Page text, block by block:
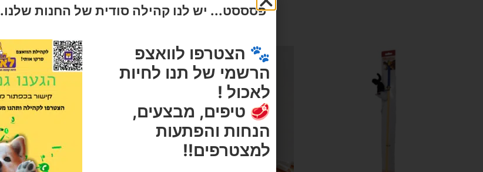
מוצרים מומלצים
פסססט... יש לנו קהילה סודית של החנות שלנו.
🐾 הצטרפו לוואצפ
הרשמי של תנו לחיות
לאכול !
🥩 טיפים, מבצעים,
הנחות והפתעות
למצטרפים!!